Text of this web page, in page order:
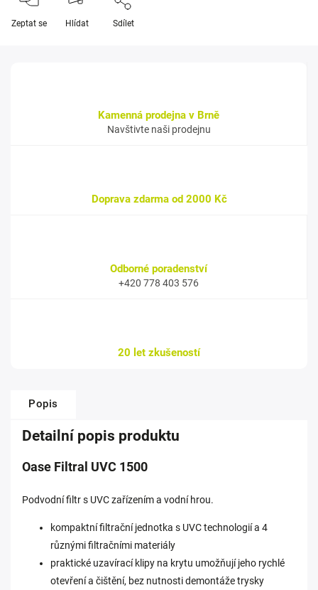
Zeptat se Hlídat Sdílet
Kamenná prodejna v Brně
Navštivte naši prodejnu
Doprava zdarma od 2000 Kč
Odborné poradenství
+420 778 403 576
20 let zkušeností
Popis
Detailní popis produktu
Oase Filtral UVC 1500
Podvodní filtr s UVC zařízením a vodní hrou.
kompaktní filtrační jednotka s UVC technologií a 4
různými filtračními materiály
praktické uzavírací klipy na krytu umožňují jeho rychlé
otevření a čištění, bez nutnosti demontáže trysky